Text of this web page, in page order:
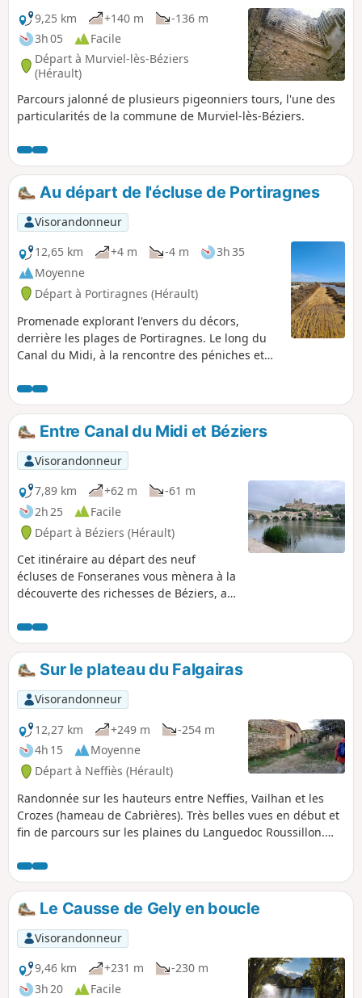
9,25 km
+140 m
-136 m
3h 05
Facile
Départ à Murviel-lès-Béziers
(Hérault)
Parcours jalonné de plusieurs pigeonniers tours, l'une des
particularités de la commune de Murviel-lès-Béziers.
Au départ de l'écluse de Portiragnes
Visorandonneur
12,65 km
+4 m -4 m
3h 35
Moyenne
Départ à Portiragnes (Hérault)
Promenade explorant l'envers du décors,
derrière les plages de Portiragnes. Le long du
Canal du Midi, à la rencontre des péniches et
Halte hivernale des oiseaux migrateurs, du haut
des petites dunes, dominer la plage.
Cheminement sur les digues entourées de
salicornes.
Entre Canal du Midi et Béziers
Visorandonneur
7,89 km
+62 m
-61 m
2h 25
Facile
Départ à Béziers (Hérault)
Cet itinéraire au départ des neuf
écluses de Fonseranes vous mènera à la
découverte des richesses de Béziers, au
Sur le plateau du Falgairas
Visorandonneur
12,27 km
+249 m
-254 m
4h 15
Moyenne
Départ à Neffiès (Hérault)
Randonnée sur les hauteurs entre Neffies, Vailhan et les
Crozes (hameau de Cabrières). Très belles vues en début et
fin de parcours sur les plaines du Languedoc Roussillon.
la Méditerranée, du Canigou et des Pyrénées.
Le Causse de Gely en boucle
Visorandonneur
9,46 km
+231 m
-230 m
3h 20
Facile